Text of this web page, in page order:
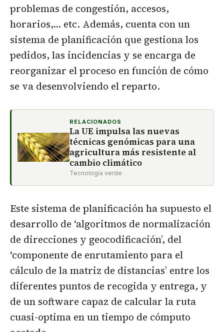
problemas de congestión, accesos,
horarios,… etc. Además, cuenta con un
sistema de planificación que gestiona los
pedidos, las incidencias y se encarga de
reorganizar el proceso en función de cómo
se va desenvolviendo el reparto.
RELACIONADOS
La UE impulsa las nuevas
técnicas genómicas para una
agricultura más resistente al
cambio climático
Tecnología verde
Este sistema de planificación ha supuesto el
desarrollo de ‘algoritmos de normalización
de direcciones y geocodificación’, del
‘componente de enrutamiento para el
cálculo de la matriz de distancias’ entre los
diferentes puntos de recogida y entrega, y
de un software capaz de calcular la ruta
cuasi-optima en un tiempo de cómputo